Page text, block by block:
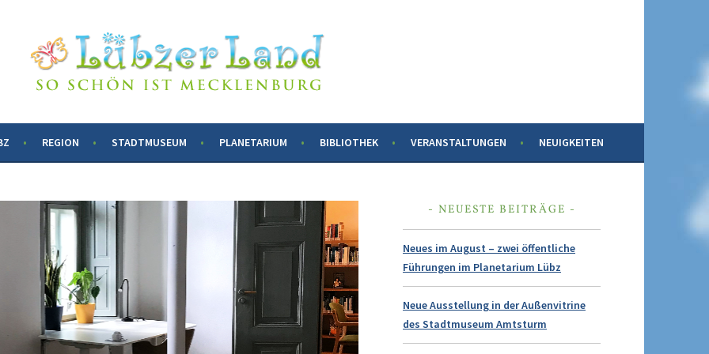
REGION STADTMUSEUM PLANETARIUM BIBLIOTHEK VERANSTALTUNGEN NEUIGKEITEN
NEUESTE BEITRÄGE
Neues im August – zwei öffentliche
Führungen im Planetarium Lübz
Neue Ausstellung in der Außenvitrine
des Stadtmuseum Amtsturm